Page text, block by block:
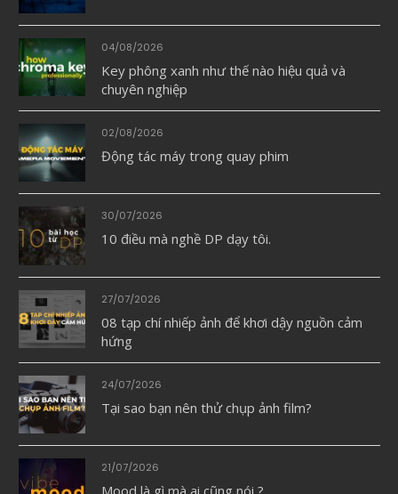
04/08/2026
Key phông xanh như thế nào hiệu quả và
chuyên nghiệp
02/08/2026
Động tác máy trong quay phim
30/07/2026
10 điều mà nghề DP dạy tôi.
27/07/2026
08 tạp chí nhiếp ảnh để khơi dậy nguồn cảm
hứng
24/07/2026
Tại sao bạn nên thử chụp ảnh film?
21/07/2026